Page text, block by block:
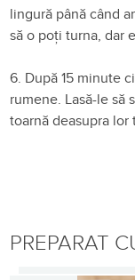
lingură până când
să o poți turna, dar
6. După 15 minute
rumene. Lasă-le să
toarnă deasupra lor
PREPARAT